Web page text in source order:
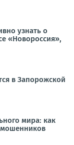
узнать о
«Новороссия»,
в Запорожской
мира: как
мошенников